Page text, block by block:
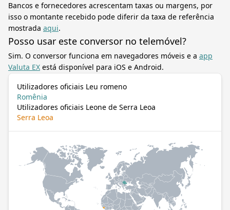
Bancos e fornecedores acrescentam taxas ou margens, por
isso o montante recebido pode diferir da taxa de referência
mostrada aqui.
Posso usar este conversor no telemóvel?
Sim. O conversor funciona em navegadores móveis e a app
Valuta EX está disponível para iOS e Android.
Utilizadores oficiais Leu romeno
Romênia
Utilizadores oficiais Leone de Serra Leoa
Serra Leoa